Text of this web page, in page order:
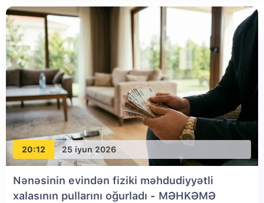
20:12 25 iyun 2026
Nənəsinin evindən fiziki məhdudiyyətli
xalasının pullarını oğurladı - MƏHKƏMƏ